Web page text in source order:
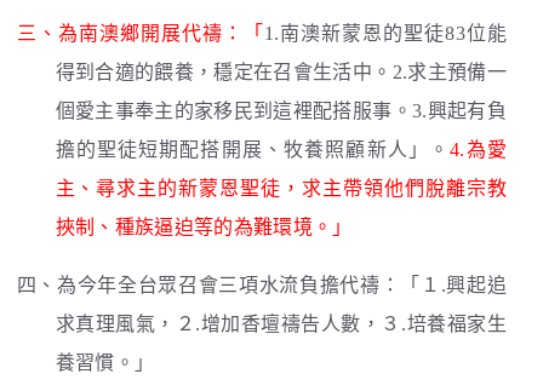
三、為南澳鄉開展代禱：「 1.南澳新蒙恩的聖徒83位能
得到合適的餵養，穩定在召會生活中。2.求主預備一
個愛主事奉主的家移民到這裡配搭服事。3.興起有負
擔的聖徒短期配搭開展、牧養照顧新人」。4.為愛
主、尋求主的新蒙恩聖徒，求主帶領他們脫離宗教
挾制、種族逼迫等的為難環境。」
四、為今年全台眾召會三項水流負擔代禱：「１.興起追
求真理風氣，２.增加香壇禱告人數，３.培養福家生
養習慣。」